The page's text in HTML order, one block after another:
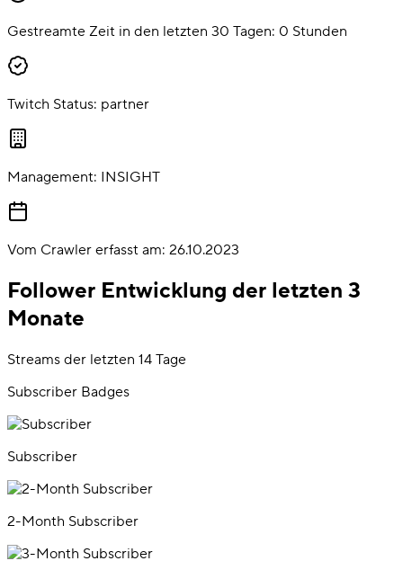
Gestreamte Zeit in den letzten 30 Tagen: 0 Stunden
Twitch Status: partner
Management: INSIGHT
Vom Crawler erfasst am: 26.10.2023
Follower Entwicklung der letzten 3
Monate
Streams der letzten 14 Tage
Subscriber Badges
Subscriber
2-Month Subscriber